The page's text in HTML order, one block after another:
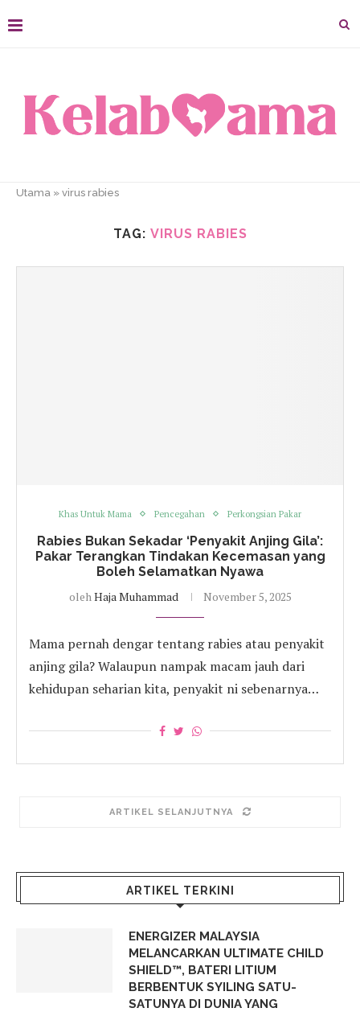
Utama » virus rabies
TAG: VIRUS RABIES
Khas Untuk Mama Pencegahan Perkongsian Pakar
Rabies Bukan Sekadar ‘Penyakit Anjing Gila’:
Pakar Terangkan Tindakan Kecemasan yang
Boleh Selamatkan Nyawa
oleh Haja Muhammad November 5, 2025
Mama pernah dengar tentang rabies atau penyakit
anjing gila? Walaupun nampak macam jauh dari
kehidupan seharian kita, penyakit ni sebenarnya…
ARTIKEL SELANJUTNYA
ARTIKEL TERKINI
ENERGIZER MALAYSIA
MELANCARKAN ULTIMATE CHILD
SHIELD™, BATERI LITIUM
BERBENTUK SYILING SATU-
SATUNYA DI DUNIA YANG